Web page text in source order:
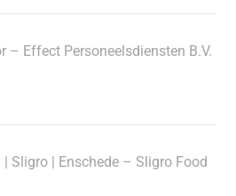
– Effect Personeelsdiensten B.V.
Sligro | Enschede – Sligro Food